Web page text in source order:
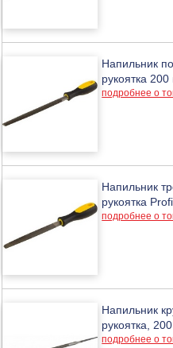
Напильник
рукоятка
подробнее о
Напильник
рукоятка
подробнее о
Напильник
рукоятка,
подробнее о